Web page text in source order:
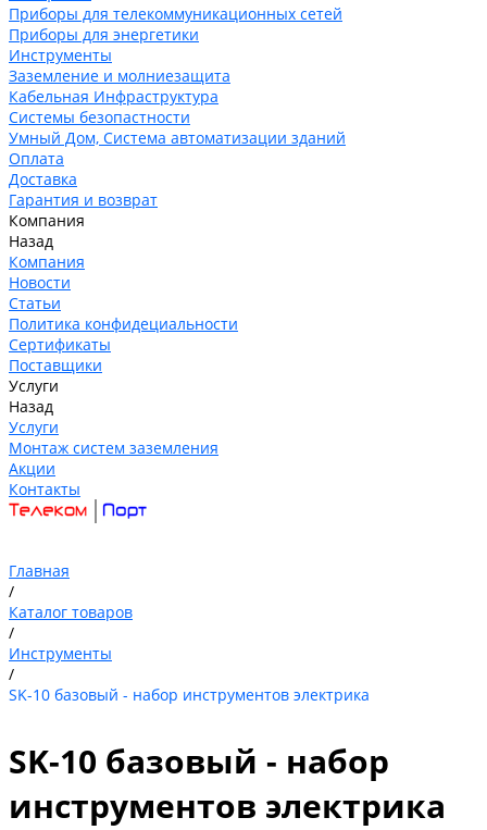
Приборы для телекоммуникационных сетей
Приборы для энергетики
Инструменты
Заземление и молниезащита
Кабельная Инфраструктура
Системы безопастности
Умный Дом, Система автоматизации зданий
Оплата
Доставка
Гарантия и возврат
Компания
Назад
Компания
Новости
Статьи
Политика конфидециальности
Сертификаты
Поставщики
Услуги
Назад
Услуги
Монтаж систем заземления
Акции
Контакты
Главная
/
Каталог товаров
/
Инструменты
/
SK-10 базовый - набор инструментов электрика
SK-10 базовый - набор
инструментов электрика